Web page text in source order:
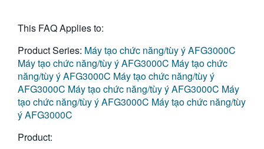
This FAQ Applies to:
Product Series: Máy tạo chức năng/tùy ý AFG3000C
Máy tạo chức năng/tùy ý AFG3000C Máy tạo chức
năng/tùy ý AFG3000C Máy tạo chức năng/tùy ý
AFG3000C Máy tạo chức năng/tùy ý AFG3000C Máy
tạo chức năng/tùy ý AFG3000C Máy tạo chức năng/tùy
ý AFG3000C
Product: